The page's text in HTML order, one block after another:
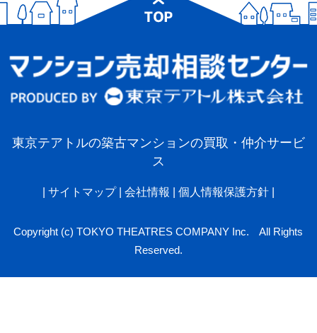
東京テアトルの築古マンションの買取・仲介サービ
ス
サイトマップ 会社情報 個人情報保護方針|
Copyright (c) TOKYO THEATRES COMPANY Inc. All Rights
Reserved.